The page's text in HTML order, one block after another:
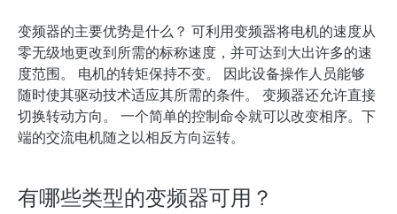
变频器的主要优势是什么？ 可利用变频器将电机的速度从
零无级地更改到所需的标称速度，并可达到大出许多的速
度范围。
电机的转矩保持不变。 因此设备操作人员能够
随时使其驱动技术适应其所需的条件。 变频器还允许直接
切换转动方向。
一个简单的控制命令就可以改变相序。下
端的交流电机随之以相反方向运转。
有哪些类型的变频器可用？